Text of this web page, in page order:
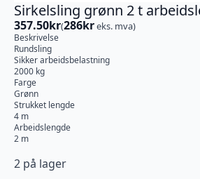
Sirkelsling grønn 2 t
357.50kr(286kreks. mva)
Beskrivelse
Rundsling
Sikker arbeidsbelastning
2000 kg
Farge
Grønn
Strukket lengde
4 m
Arbeidslengde
2 m
2 på lager